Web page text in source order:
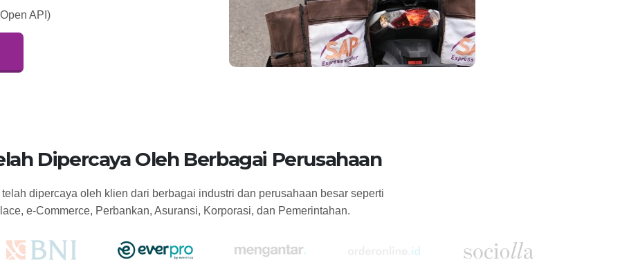
API)
Dipercaya Oleh Berbagai Perusahaan
dipercaya oleh klien dari berbagai industri dan perusahaan besar seperti
e-Commerce, Perbankan, Asuransi, Korporasi, dan Pemerintahan.